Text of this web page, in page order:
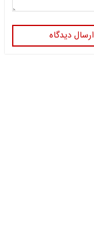
ارسال دیدگاه